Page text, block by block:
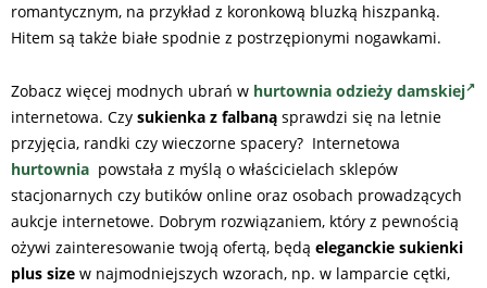
romantycznym, na przykład z koronkową bluzką hiszpanką.
Hitem są także białe spodnie z postrzępionymi nogawkami.
Zobacz więcej modnych ubrań w hurtownia odzieży damskiej
internetowa. Czy sukienka z falbaną sprawdzi się na letnie
przyjęcia, randki czy wieczorne spacery? Internetowa
hurtownia powstała z myślą o właścicielach sklepów
stacjonarnych czy butików online oraz osobach prowadzących
aukcje internetowe. Dobrym rozwiązaniem, który z pewnością
ożywi zainteresowanie twoją ofertą, będą eleganckie sukienki
plus size w najmodniejszych wzorach, np. w lamparcie cętki,